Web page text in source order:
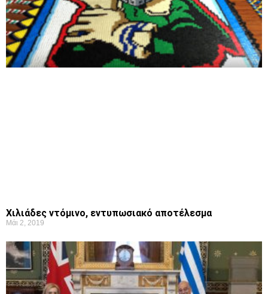
Χιλιάδες ντόμινο, εντυπωσιακό αποτέλεσμα
Μάι 2, 2019